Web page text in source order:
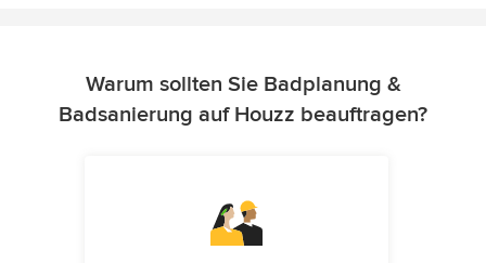
Warum sollten Sie Badplanung &
Badsanierung auf Houzz beauftragen?